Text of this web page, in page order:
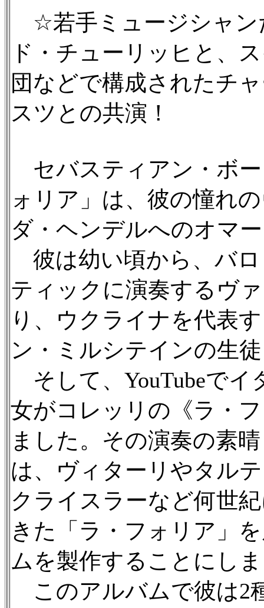
☆若手ミュージシャン
ド・チューリッヒと、
団などで構成されたチ
スツとの共演！
セバスティアン・ボ
ォリア」は、彼の憧れ
ダ・ヘンデルへのオマ
彼は幼い頃から、バ
ティックに演奏するヴ
り、ウクライナを代表
ン・ミルシテインの生
そして、YouTubeでイ
女がコレッリの《ラ・
ました。その演奏の素
は、ヴィターリやタル
クライスラーなど何世
きた「ラ・フォリア」
ムを製作することにし
このアルバムで彼は2